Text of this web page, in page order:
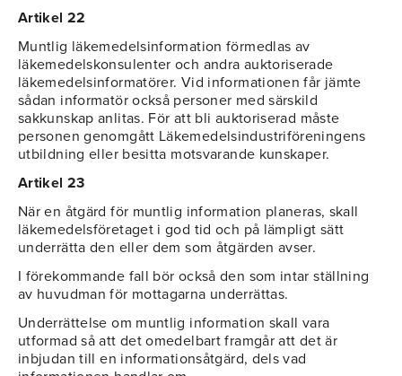
Artikel 22
Muntlig läkemedelsinformation förmedlas av
läkemedelskonsulenter och andra auktoriserade
läkemedelsinformatörer. Vid informationen får jämte
sådan informatör också personer med särskild
sakkunskap anlitas. För att bli auktoriserad måste
personen genomgått Läkemedelsindustriföreningens
utbildning eller besitta motsvarande kunskaper.
Artikel 23
När en åtgärd för muntlig information planeras, skall
läkemedelsföretaget i god tid och på lämpligt sätt
underrätta den eller dem som åtgärden avser.
I förekommande fall bör också den som intar ställning
av huvudman för mottagarna underrättas.
Underrättelse om muntlig information skall vara
utformad så att det omedelbart framgår att det är
inbjudan till en informationsåtgärd, dels vad